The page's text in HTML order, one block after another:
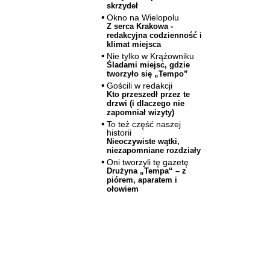
skrzydeł
Okno na Wielopolu
Z serca Krakowa -
redakcyjna codzienność i
klimat miejsca
Nie tylko w Krążowniku
Śladami miejsc, gdzie
tworzyło się „Tempo”
Gościli w redakcji
Kto przeszedł przez te
drzwi (i dlaczego nie
zapomniał wizyty)
To też część naszej
historii
Nieoczywiste wątki,
niezapomniane rozdziały
Oni tworzyli tę gazetę
Drużyna „Tempa“ – z
piórem, aparatem i
ołowiem